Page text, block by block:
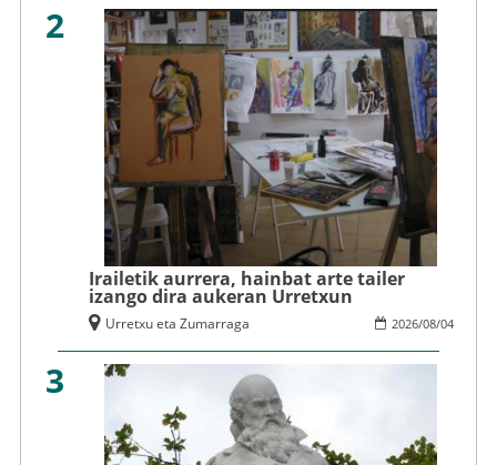
2
Irailetik aurrera, hainbat arte tailer
izango dira aukeran Urretxun
2026/08/04
Urretxu eta Zumarraga
3